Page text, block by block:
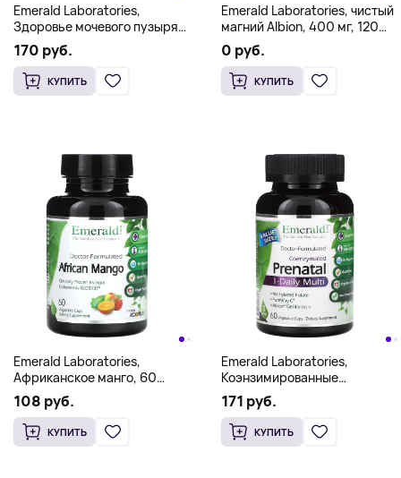
Emerald Laboratories,
Здоровье мочевого пузыря
для мужчин и женщин со
смесью Urox, 60
растительных капсул
170 руб.
КУПИТЬ
Emerald Laboratories, чистый
магний Albion, 400 мг, 120
растительных капсул (100 мг
в 1 капсуле)
0 руб.
КУПИТЬ
Emerald Laboratories,
Африканское манго, 60
растительных капсул
108 руб.
КУПИТЬ
Emerald Laboratories,
Коэнзимированные
пренатальные
мультивитамины, 1 прием в
день, 60 растительных
капсул
171 руб.
КУПИТЬ